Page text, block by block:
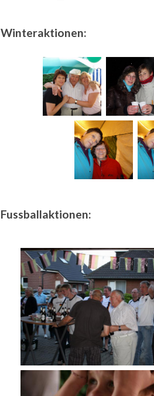
Winteraktionen:
Fussballaktionen: